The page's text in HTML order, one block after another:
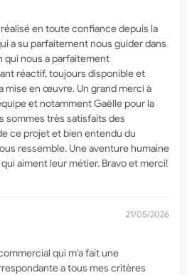
en toute confiance depuis la
a su parfaitement nous guider dans
qui nous a parfaitement
réactif, toujours disponible et
mise en œuvre. Un grand merci à
et notamment Gaëlle pour la
sommes très satisfaits des
ce projet et bien entendu du
ressemble. Une aventure humaine
aiment leur métier. Bravo et merci!
21/05/2026
qui m'a fait une
a tous mes critères